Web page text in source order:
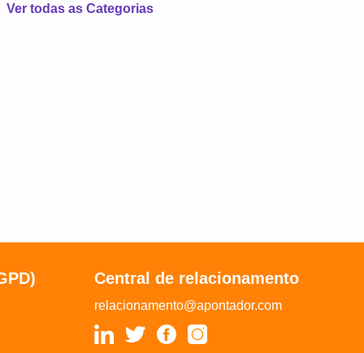
Ver todas as Categorias
Central de relacionamento
relacionamento@apontador.com